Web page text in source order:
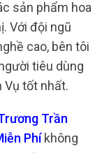
sản phẩm hoa
Với đội ngũ
cao, bên tôi
tiêu dùng
Vụ tốt nhất.
Trần
Phíkhông